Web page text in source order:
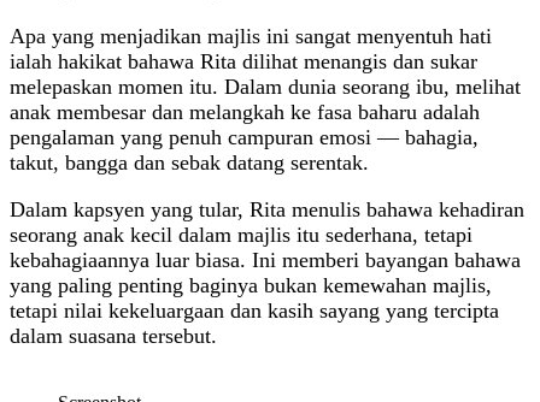
Apa yang menjadikan majlis ini sangat menyentuh hati
ialah hakikat bahawa Rita dilihat menangis dan sukar
melepaskan momen itu. Dalam dunia seorang ibu, melihat
anak membesar dan melangkah ke fasa baharu adalah
pengalaman yang penuh campuran emosi — bahagia,
takut, bangga dan sebak datang serentak.
Dalam kapsyen yang tular, Rita menulis bahawa kehadiran
seorang anak kecil dalam majlis itu sederhana, tetapi
kebahagiaannya luar biasa. Ini memberi bayangan bahawa
yang paling penting baginya bukan kemewahan majlis,
tetapi nilai kekeluargaan dan kasih sayang yang tercipta
dalam suasana tersebut.